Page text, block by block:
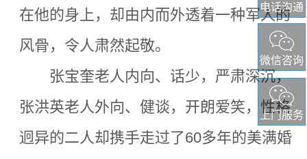
电话沟通
微信咨询
上门服务
在他的身上，却由内而外透着一种军人的
风骨，令人肃然起敬。
张宝奎老人内向、话少，严肃深沉，
张洪英老人外向、健谈，开朗爱笑，性格
迥异的二人却携手走过了60多年的美满婚